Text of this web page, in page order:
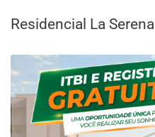
Residencial La Serena